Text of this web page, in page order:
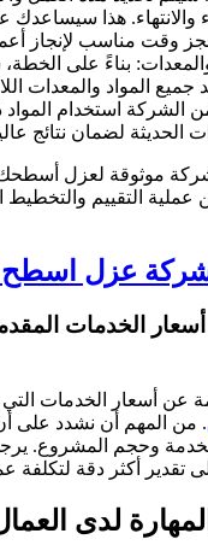
والانتهاء. هذا
وقت مناسب لإنجاز
بناءً على
جميع المواد والمعدات
الشركة استخدام المواد
الحديثة لضمان نتائج
موثوقة لعزل
التقييم والتخطيط
شركة عزل اسطح
الخدمات
عن أسعار الخدمات التي
. من المهم أن نشدد على أن
وحجم المشروع.
تقدير أكثر دقة لتكلفة